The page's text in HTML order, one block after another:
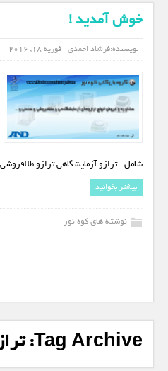
Tag Archive:
خوش آمدید !
نویسنده:فرشاد احمدی فوریه 18, 2016
شامل : ترازو آزمایشگاهی ترازو
بیشتر بخوانید
نوشته های کوه نور